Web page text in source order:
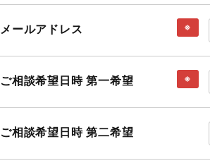
メールアドレス ※
ご相談希望日時 第一希望 ※
ご相談希望日時 第二希望